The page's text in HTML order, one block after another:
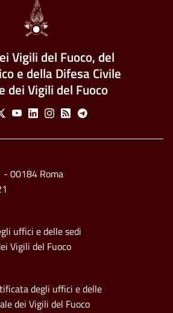
Vigili del Fuoco, del
e della Difesa Civile
dei Vigili del Fuoco
Menu
YoutubeLinkedinInstagram
Feed Telegram
- 00184 Roma
uffici e delle sedi
Vigili del Fuoco
degli uffici e delle
dei Vigili del Fuoco